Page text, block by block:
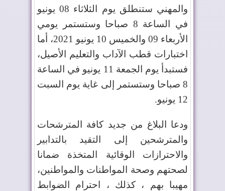
والمهني ستنطلق يوم الثلاثاء 08 يونيو
في الساعة 8 صباحا وستستمر يومي
الأربعاء 09 والخميس 10 يونيو 2021، أما
اختبارات قطب الآداب والتعليم الأصيل،
فستبدأ يوم الجمعة 11 يونيو في الساعة
8 صباحا وستستمر إلى غاية يوم السبت
12 يونيو
.
ودعا البلاغ من جديد كافة المترشحات
والمترشحين إلى التقيد بالتدابير
والاحترازات الوقائية المتخذة ضمانا
لصحتهم وصحة المواطنات والمواطنين،
مهيبا بهم ، كذلك ، احترام الضوابط